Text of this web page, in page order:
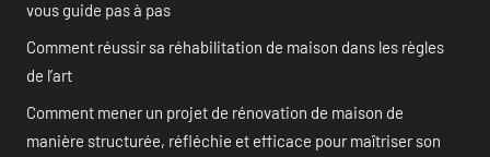
vous guide pas à pas
Comment réussir sa réhabilitation de maison dans les règles
de l’art
Comment mener un projet de rénovation de maison de
manière structurée, réfléchie et efficace pour maîtriser son